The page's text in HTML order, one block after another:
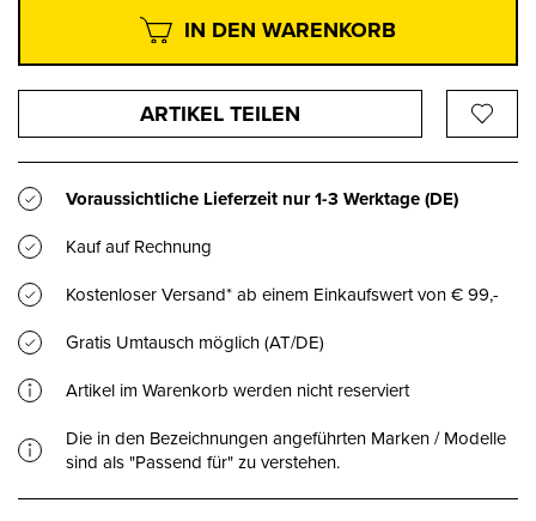
IN DEN WARENKORB
ARTIKEL TEILEN
Voraussichtliche Lieferzeit nur1-3 Werktage(DE)
Kauf auf Rechnung
Kostenloser Versand* ab einem Einkaufswert von € 99,-
Gratis Umtausch möglich (AT/DE)
Artikel im Warenkorb werden nicht reserviert
Die in den Bezeichnungen angeführten Marken / Modelle
sind als "Passend für" zu verstehen.